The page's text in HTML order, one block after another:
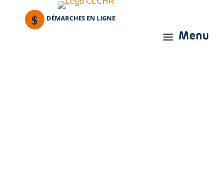
DÉMARCHES EN LIGNE
a Menu